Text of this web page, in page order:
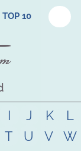
TOP 10
I J K
L
T U V
W